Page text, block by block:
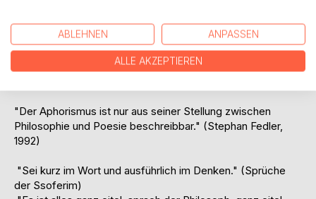
Gebräuche ihrer Epochen.
Diese Arbeit versucht so etwas wie eine Theorie des
Aphorismus als philosophische und literarische Form
"Der Aphorismus ist nur aus seiner Stellung zwischen
Philosophie und Poesie beschreibbar." (Stephan Fedler,
1992)
"Sei kurz im Wort und ausführlich im Denken." (Sprüche
der Ssoferim)
ABLEHNEN ANPASSEN
ALLE AKZEPTIEREN